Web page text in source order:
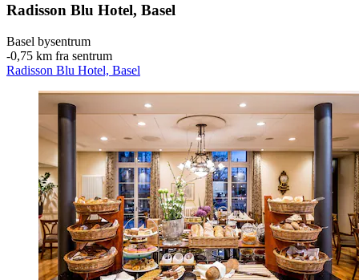
Radisson Blu Hotel, Basel
Basel bysentrum
‐0,75 km fra sentrum
Radisson Blu Hotel, Basel